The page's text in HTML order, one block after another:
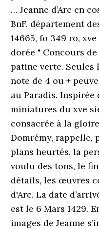
… Jeanne d’Arc en
BnF, département
14665, fo 349 ro,
dorée " Concours
patine verte. Seules
note de 4 ou +
au Paradis. Inspirée
miniatures du xve
consacrée à la
Domrémy, rappelle,
plans heurtés, la
voulu des tons, le
détails, les œuvres
d'Arc. La date
est le 6 Mars 1429.
images de Jeanne